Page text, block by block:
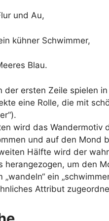
und Au,
kühner Schwimmer,
Blau.
der ersten Zeile spielen
eine Rolle, die mit
wird das Wandermotiv
und auf den Mond
Hälfte wird der
herangezogen, um den
„wandeln“ ein
Attribut